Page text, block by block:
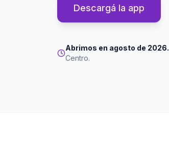
Descargá la app
Abrimos en agosto de 2026.
Centro.